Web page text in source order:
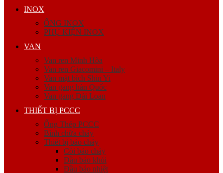
INOX
ỐNG INOX
PHỤ KIỆN INOX
VAN
Van ren Minh Hòa
Van ren Giacomini – Italy
Van mặt bích Shin Yi
Van gang hàn Quốc
Van gang Đài Loan
THIẾT BỊ PCCC
Ống Thép PCCC
Bình chữa cháy
Thiết bị báo cháy
Còi báo cháy
Đầu báo khói
Đầu báo nhiệt